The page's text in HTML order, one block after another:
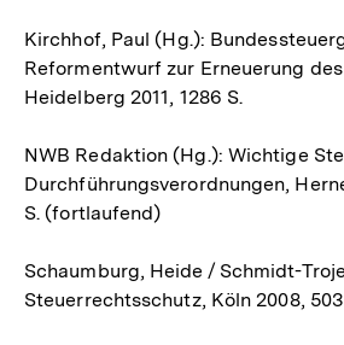
Kirchhof, Paul (Hg.):
Reformentwurf zur Erneuerung
Heidelberg 2011, 1286 S.
NWB Redaktion (Hg.): Wichtige
Durchführungsverordnungen,
S. (fortlaufend)
Schaumburg, Heide / Schmidt-
Steuerrechtsschutz, Köln 2008, 503